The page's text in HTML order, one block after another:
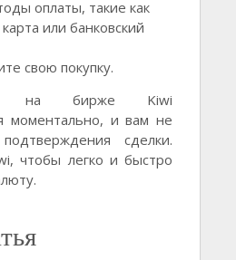
оплаты, такие как
или банковский
свою покупку.
на бирже Kiwi
моментально, и вам не
сделки.
чтобы легко и быстро